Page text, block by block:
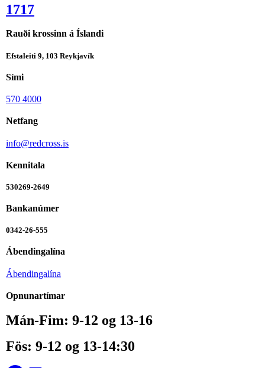
1717
Rauði krossinn á Íslandi
Efstaleiti 9, 103 Reykjavík
Sími
570 4000
Netfang
info@redcross.is
Kennitala
530269-2649
Bankanúmer
0342-26-555
Ábendingalína
Ábendingalína
Opnunartímar
Mán-Fim: 9-12 og 13-16
Fös: 9-12 og 13-14:30